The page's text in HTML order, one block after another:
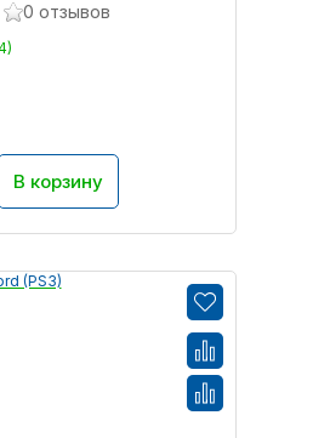
0 отзывов
В корзину